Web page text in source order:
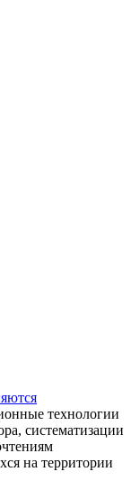
технологии
систематизации
на территории